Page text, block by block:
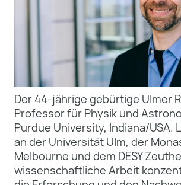
Der 44-jährige gebürtige Ulmer
Professor für Physik und
Purdue University, Indiana/USA.
an der Universität Ulm, der
Melbourne und dem DESY
wissenschaftliche Arbeit